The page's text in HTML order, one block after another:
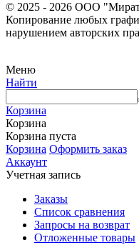
© 2025 - 2026 ООО
Копирование любых
нарушением авторских
Меню
Найти
Корзина
Корзина
Корзина пуста
Корзина Оформить заказ
Аккаунт
Учетная запись
Заказы
Список сравнения
Запросы на возврат
Отложенные товары